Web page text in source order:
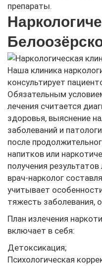
препараты.
Наша клиника
консультирует
Обязательным
лечения считается
здоровья, выяснение
заболеваний и
после
напитков или
получения
врач-нарколог
учитывает
тяжесть заболевания,
План излечения
включает в себя:
Детоксикация;
Психологическая